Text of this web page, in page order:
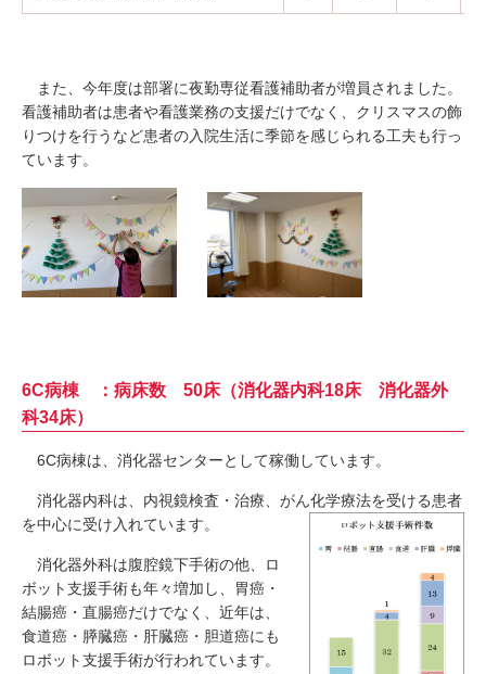
また、今年度は部署に夜勤専従看護補助者が増員されました。
看護補助者は患者や看護業務の支援だけでなく、クリスマスの飾
りつけを行うなど患者の入院生活に季節を感じられる工夫も行っ
ています。
6C病棟 ：病床数 50床（消化器内科18床 消化器外
科34床）
6C病棟は、消化器センターとして稼働しています。
消化器内科は、内視鏡検査・治療、がん化学療法を受ける患者
を中心に受け入れています。
消化器外科は腹腔鏡下手術の他、ロ
ボット支援手術も年々増加し、胃癌・
結腸癌・直腸癌だけでなく、近年は、
食道癌・膵臓癌・肝臓癌・胆道癌にも
ロボット支援手術が行われています。